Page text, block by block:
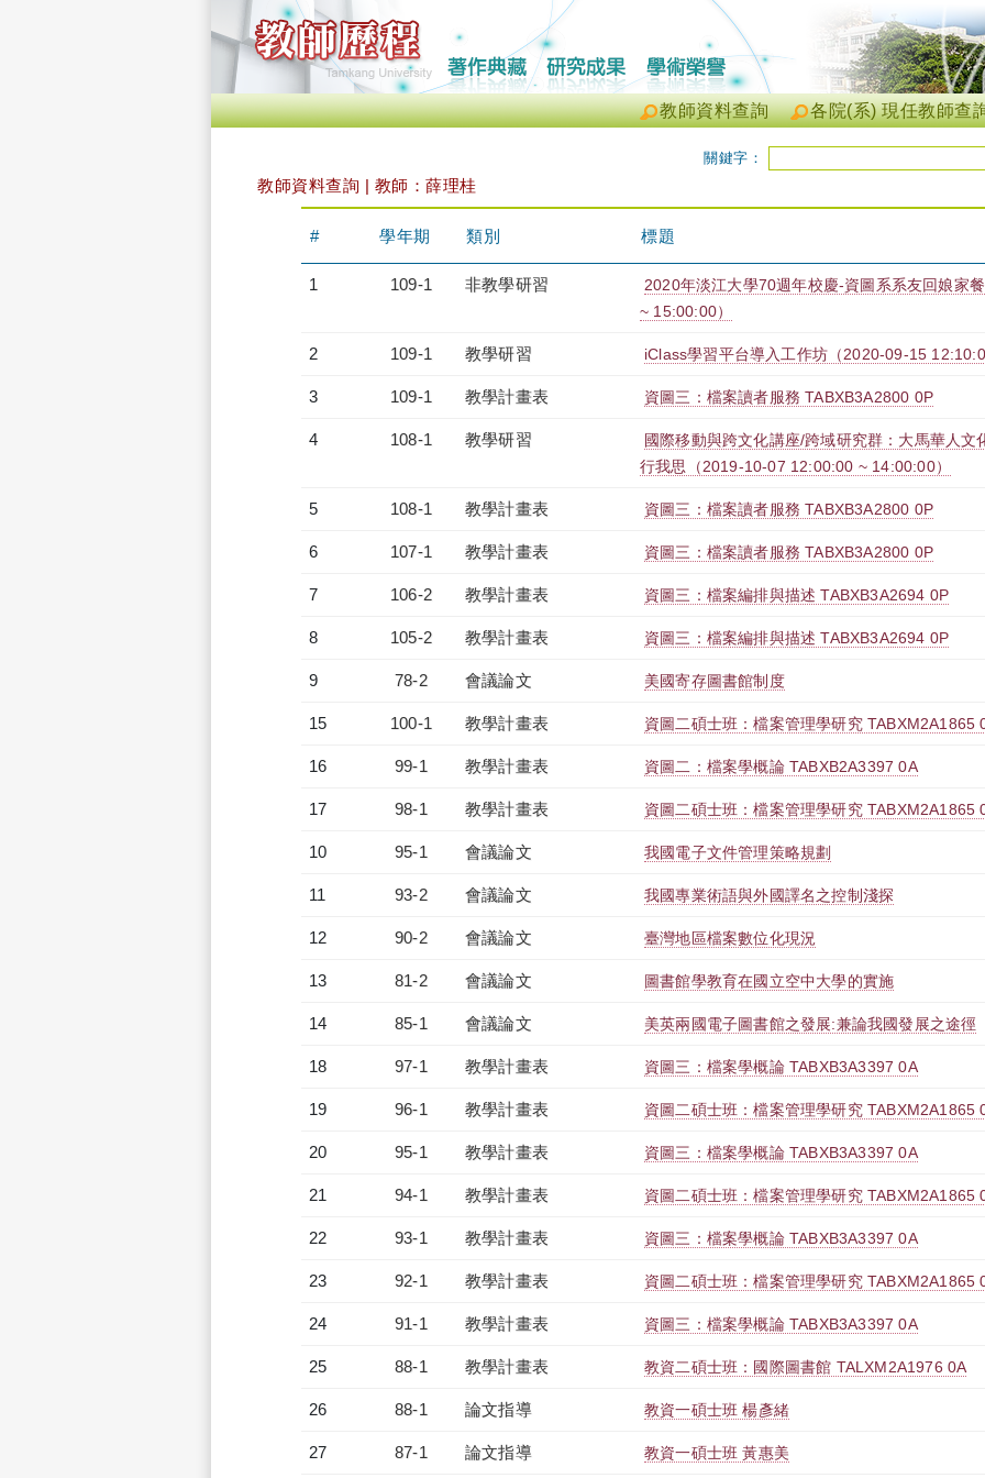
各院(系) 現任教師查
教師資料查詢
關鍵字：
教師資料查詢 | 教師：薛理桂
# 學年期 類別 標題
1 109-1 非教學研習
2020年淡江大學70週年校慶-資圖系系友回娘家
~ 15:00:00）
2 109-1 教學研習 iClass學習平台導入工作坊（2020-09-15
3 109-1 教學計畫表 資圖三：檔案讀者服務 TABXB3A2800 0P
4 108-1 教學研習
國際移動與跨文化講座/跨域研究群：大馬華人文
行我思（2019-10-07 12:00:00 ~ 14:00:00）
5 108-1 教學計畫表 資圖三：檔案讀者服務 TABXB3A2800 0P
6 107-1 教學計畫表 資圖三：檔案讀者服務 TABXB3A2800 0P
7 106-2 教學計畫表 資圖三：檔案編排與描述 TABXB3A2694 0P
8 105-2 教學計畫表 資圖三：檔案編排與描述 TABXB3A2694 0P
9 78-2 會議論文 美國寄存圖書館制度
15 100-1 教學計畫表 資圖二碩士班：檔案管理學研究 TABXM2A1865
16 99-1 教學計畫表 資圖二：檔案學概論 TABXB2A3397 0A
17 98-1 教學計畫表 資圖二碩士班：檔案管理學研究 TABXM2A1865
10 95-1 會議論文 我國電子文件管理策略規劃
11 93-2 會議論文 我國專業術語與外國譯名之控制淺探
12 90-2 會議論文 臺灣地區檔案數位化現況
13 81-2 會議論文 圖書館學教育在國立空中大學的實施
14 85-1 會議論文 美英兩國電子圖書館之發展:兼論我國發展之途徑
18 97-1 教學計畫表 資圖三：檔案學概論 TABXB3A3397 0A
19 96-1 教學計畫表 資圖二碩士班：檔案管理學研究 TABXM2A1865
20 95-1 教學計畫表 資圖三：檔案學概論 TABXB3A3397 0A
21 94-1 教學計畫表 資圖二碩士班：檔案管理學研究 TABXM2A1865
22 93-1 教學計畫表 資圖三：檔案學概論 TABXB3A3397 0A
23 92-1 教學計畫表 資圖二碩士班：檔案管理學研究 TABXM2A1865
24 91-1 教學計畫表 資圖三：檔案學概論 TABXB3A3397 0A
25 88-1 教學計畫表 教資二碩士班：國際圖書館 TALXM2A1976 0A
26 88-1 論文指導 教資一碩士班 楊彥緒
27 87-1 論文指導 教資一碩士班 黃惠美